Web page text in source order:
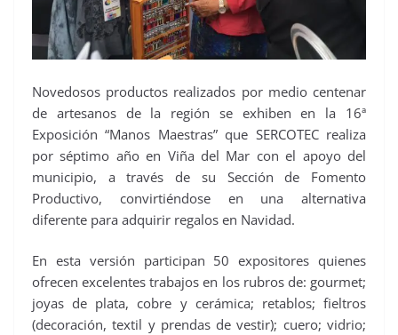
Novedosos productos realizados por medio centenar
de artesanos de la región se exhiben en la 16ª
Exposición “Manos Maestras” que SERCOTEC realiza
por séptimo año en Viña del Mar con el apoyo del
municipio, a través de su Sección de Fomento
Productivo, convirtiéndose en una alternativa
diferente para adquirir regalos en Navidad.
En esta versión participan 50 expositores quienes
ofrecen excelentes trabajos en los rubros de: gourmet;
joyas de plata, cobre y cerámica; retablos; fieltros
(decoración, textil y prendas de vestir); cuero; vidrio;